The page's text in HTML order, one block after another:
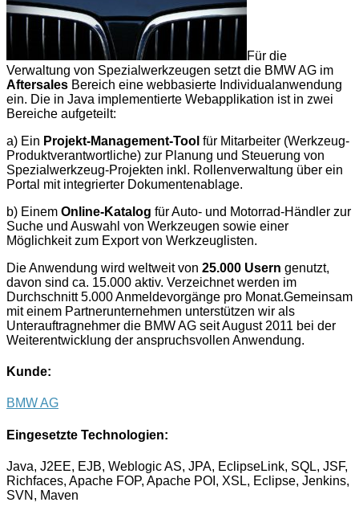
Für die
Verwaltung von Spezialwerkzeugen setzt die BMW AG im
Aftersales Bereich eine webbasierte Individualanwendung
ein. Die in Java implementierte Webapplikation ist in zwei
Bereiche aufgeteilt:
a) Ein Projekt-Management-Tool für Mitarbeiter (Werkzeug-
Produktverantwortliche) zur Planung und Steuerung von
Spezialwerkzeug-Projekten inkl. Rollenverwaltung über ein
Portal mit integrierter Dokumentenablage.
b) Einem Online-Katalog für Auto- und Motorrad-Händler zur
Suche und Auswahl von Werkzeugen sowie einer
Möglichkeit zum Export von Werkzeuglisten.
Die Anwendung wird weltweit von 25.000 Usern genutzt,
davon sind ca. 15.000 aktiv. Verzeichnet werden im
Durchschnitt 5.000 Anmeldevorgänge pro Monat.Gemeinsam
mit einem Partnerunternehmen unterstützen wir als
Unterauftragnehmer die BMW AG seit August 2011 bei der
Weiterentwicklung der anspruchsvollen Anwendung.
Kunde:
BMW AG
Eingesetzte Technologien:
Java, J2EE, EJB, Weblogic AS, JPA, EclipseLink, SQL, JSF,
Richfaces, Apache FOP, Apache POI, XSL, Eclipse, Jenkins,
SVN, Maven